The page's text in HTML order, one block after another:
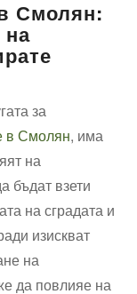
Смолян:
на
за
в Смолян, има
на
бъдат взети
на сградата и
изискват
на
да повлияе на